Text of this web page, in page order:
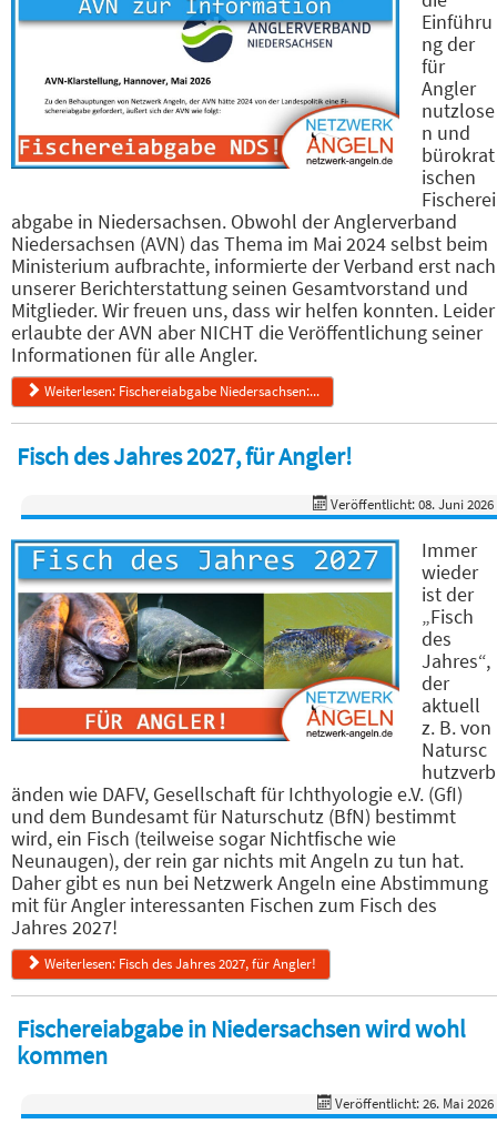
Einführu
ng der
für
Angler
nutzlose
n und
bürokrat
ischen
Fischerei
abgabe in Niedersachsen. Obwohl der Anglerverband
Niedersachsen (AVN) das Thema im Mai 2024 selbst beim
Ministerium aufbrachte, informierte der Verband erst nach
unserer Berichterstattung seinen Gesamtvorstand und
Mitglieder. Wir freuen uns, dass wir helfen konnten. Leider
erlaubte der AVN aber NICHT die Veröffentlichung seiner
Informationen für alle Angler.
Weiterlesen: Fischereiabgabe Niedersachsen:...
Fisch des Jahres 2027, für Angler!
Veröffentlicht: 08. Juni 2026
Immer
wieder
ist der
„Fisch
des
Jahres“,
der
aktuell
z. B. von
Natursc
hutzverb
änden wie DAFV, Gesellschaft für Ichthyologie e.V. (GfI)
und dem Bundesamt für Naturschutz (BfN) bestimmt
wird, ein Fisch (teilweise sogar Nichtfische wie
Neunaugen), der rein gar nichts mit Angeln zu tun hat.
Daher gibt es nun bei Netzwerk Angeln eine Abstimmung
mit für Angler interessanten Fischen zum Fisch des
Jahres 2027!
Weiterlesen: Fisch des Jahres 2027, für Angler!
Fischereiabgabe in Niedersachsen wird wohl
kommen
Veröffentlicht: 26. Mai 2026